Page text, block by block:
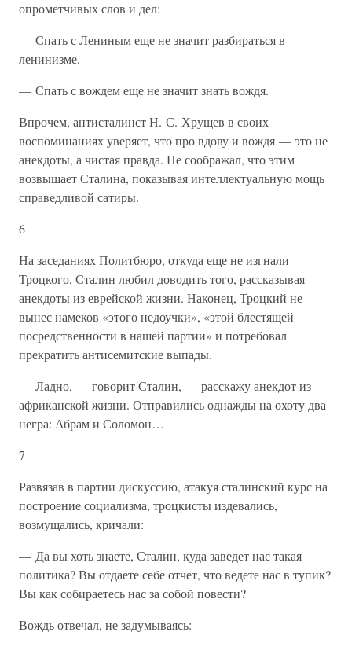
опрометчивых слов и дел:
— Спать с Лениным еще не значит разбираться в
ленинизме.
— Спать с вождем еще не значит знать вождя.
Впрочем, антисталинст Н. С. Хрущев в своих
воспоминаниях уверяет, что про вдову и вождя — это не
анекдоты, а чистая правда. Не соображал, что этим
возвышает Сталина, показывая интеллектуальную мощь
справедливой сатиры.
6
На заседаниях Политбюро, откуда еще не изгнали
Троцкого, Сталин любил доводить того, рассказывая
анекдоты из еврейской жизни. Наконец, Троцкий не
вынес намеков «этого недоучки», «этой блестящей
посредственности в нашей партии» и потребовал
прекратить антисемитские выпады.
— Ладно, — говорит Сталин, — расскажу анекдот из
африканской жизни. Отправились однажды на охоту два
негра: Абрам и Соломон…
7
Развязав в партии дискуссию, атакуя сталинский курс на
построение социализма, троцкисты издевались,
возмущались, кричали:
— Да вы хоть знаете, Сталин, куда заведет нас такая
политика? Вы отдаете себе отчет, что ведете нас в тупик?
Вы как собираетесь нас за собой повести?
Вождь отвечал, не задумываясь: